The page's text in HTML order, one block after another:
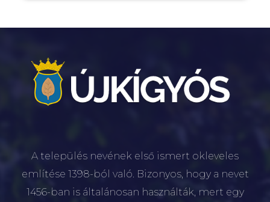
A település nevének első ismert okleveles
említése 1398-ból való. Bizonyos, hogy a nevet
1456-ban is általánosan használták, mert egy